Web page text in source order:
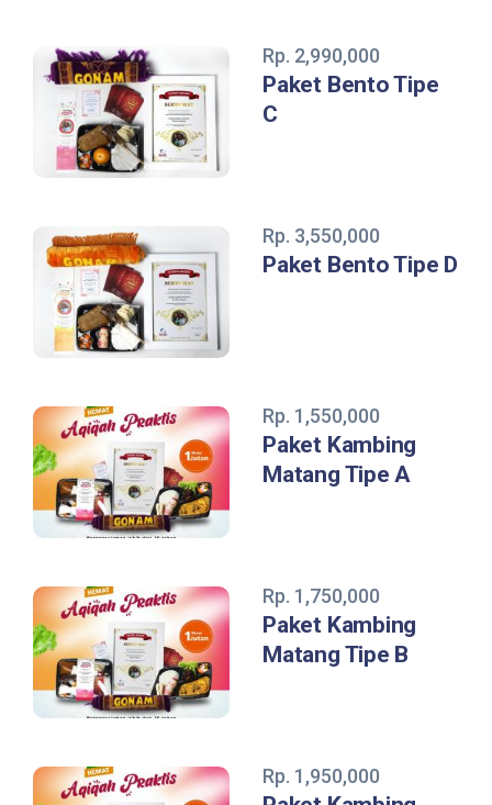
Rp. 2,990,000
Paket Bento Tipe
C
Rp. 3,550,000
Paket Bento Tipe D
Rp. 1,550,000
Paket Kambing
Matang Tipe A
Rp. 1,750,000
Paket Kambing
Matang Tipe B
Rp. 1,950,000